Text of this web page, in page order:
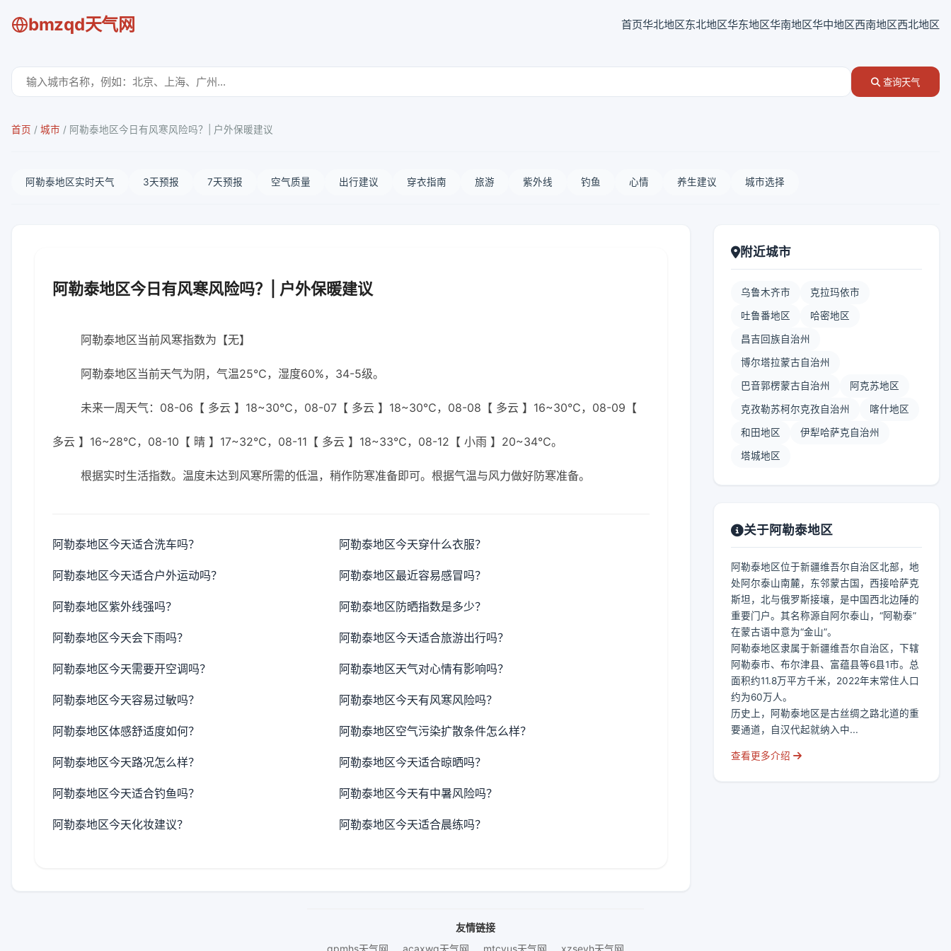
bmzqd天气网 首页华北地区东北地区华东地区华南地区华中地区西南地区西北地区
查询天气
首页 / 城市 / 阿勒泰地区今日有风寒风险吗？| 户外保暖建议
阿勒泰地区实时天气 3天预报 7天预报 空气质量 出行建议 穿衣指南 旅游 紫外线 钓鱼 心情 养生建议 城市选择
阿勒泰地区今日有风寒风险吗？| 户外保暖建议
阿勒泰地区当前风寒指数为【无】
阿勒泰地区当前天气为阴，气温25℃，湿度60%，34-5级。
未来一周天气：08-06【 多云 】18~30℃，08-07【 多云 】18~30℃，08-08【 多云 】16~30℃，08-09【
多云 】16~28℃，08-10【 晴 】17~32℃，08-11【 多云 】18~33℃，08-12【 小雨 】20~34℃。
根据实时生活指数。温度未达到风寒所需的低温，稍作防寒准备即可。根据气温与风力做好防寒准备。
阿勒泰地区今天适合洗车吗？ 阿勒泰地区今天穿什么衣服？
阿勒泰地区今天适合户外运动吗？ 阿勒泰地区最近容易感冒吗？
阿勒泰地区紫外线强吗？ 阿勒泰地区防晒指数是多少？
阿勒泰地区今天会下雨吗？ 阿勒泰地区今天适合旅游出行吗？
阿勒泰地区今天需要开空调吗？ 阿勒泰地区天气对心情有影响吗？
阿勒泰地区今天容易过敏吗？ 阿勒泰地区今天有风寒风险吗？
阿勒泰地区体感舒适度如何？ 阿勒泰地区空气污染扩散条件怎么样？
阿勒泰地区今天路况怎么样？ 阿勒泰地区今天适合晾晒吗？
阿勒泰地区今天适合钓鱼吗？ 阿勒泰地区今天有中暑风险吗？
阿勒泰地区今天化妆建议？ 阿勒泰地区今天适合晨练吗？
附近城市
乌鲁木齐市 克拉玛依市
吐鲁番地区 哈密地区
昌吉回族自治州
博尔塔拉蒙古自治州
巴音郭楞蒙古自治州 阿克苏地区
克孜勒苏柯尔克孜自治州 喀什地区
和田地区 伊犁哈萨克自治州
塔城地区
关于阿勒泰地区
阿勒泰地区位于新疆维吾尔自治区北部，地
处阿尔泰山南麓，东邻蒙古国，西接哈萨克
斯坦，北与俄罗斯接壤，是中国西北边陲的
重要门户。其名称源自阿尔泰山，“阿勒泰”
在蒙古语中意为“金山”。
阿勒泰地区隶属于新疆维吾尔自治区，下辖
阿勒泰市、布尔津县、富蕴县等6县1市。总
面积约11.8万平方千米，2022年末常住人口
约为60万人。
历史上，阿勒泰地区是古丝绸之路北道的重
要通道，自汉代起就纳入中...
查看更多介绍
友情链接
gpmhs天气网
acaxwg天气网 mtcvus天气网 xzseyh天气网